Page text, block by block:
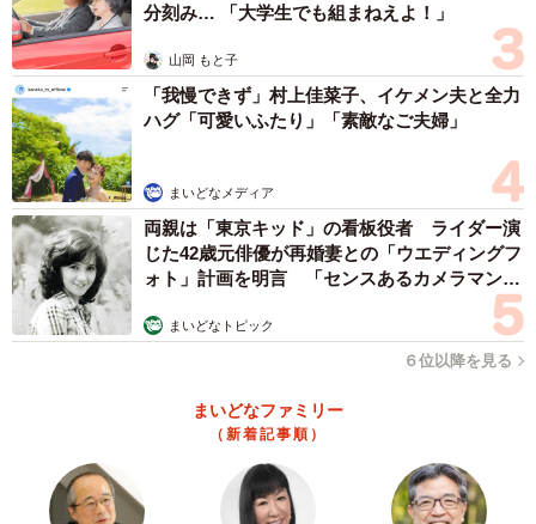
分刻み… 「大学生でも組まねえよ！」
山岡 もと子
「我慢できず」村上佳菜子、イケメン夫と全力
ハグ「可愛いふたり」「素敵なご夫婦」
まいどなメディア
両親は「東京キッド」の看板役者 ライダー演
じた42歳元俳優が再婚妻との「ウエディングフ
ォト」計画を明言 「センスあるカメラマン求
まいどなトピック
６位以降を見る
まいどなファミリー
（新着記事順）